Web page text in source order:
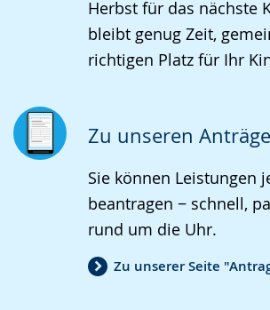
Herbst für das nächste
bleibt genug Zeit,
richtigen Platz für Ihr
Zu unseren
Sie können Leistungen
beantragen − schnell,
rund um die Uhr.
Zu unserer Seite